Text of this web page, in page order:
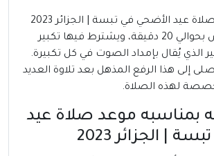
يحدد وقت وموعد صلاة عيد الأضحي في تبسة | الجزائر 2023
بعد طلوع الشمس بحوالي 20 دقيقة، ويشترط فيها تكبير
الذي يُقال بإمداد الصوت في كل تكبيرة.
إلى هذا الرفع المذهل بعد تلاوة العديد
لهذه الصلاة.
بمناسبه موعد صلاة عيد
| الجزائر 2023